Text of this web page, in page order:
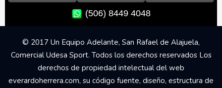
(506) 8449 4048
© 2017 Un Equipo Adelante, San Rafael de Alajuela,
Comercial Udesa Sport. Todos los derechos reservados Los
derechos de propiedad intelectual del web
everardoherrera.com, su código fuente, diseño, estructura de